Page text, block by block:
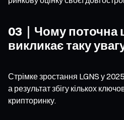
03｜Чому поточна
викликає таку
Стрімке зростання LGNS у
а результат збігу кількох
крипторинку.